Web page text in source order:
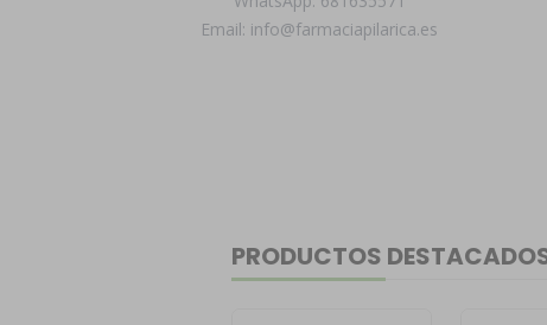
Email: info@farmaciapilarica.es